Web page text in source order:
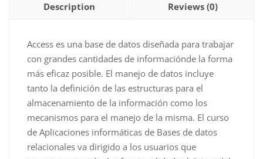
quantity
Description Reviews (0)
Access es una base de datos diseñada para trabajar
con grandes cantidades de informaciónde la forma
más eficaz posible. El manejo de datos incluye
tanto la definición de las estructuras para el
almacenamiento de la información como los
mecanismos para el manejo de la misma. El curso
de Aplicaciones informáticas de Bases de datos
relacionales va dirigido a los usuarios que